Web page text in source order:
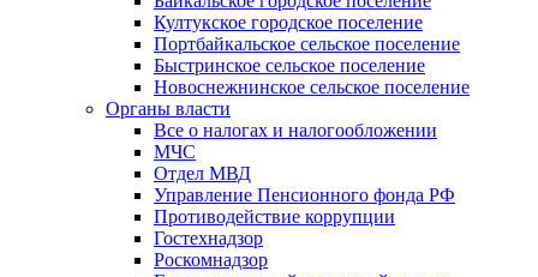
Култукское городское поселение
Портбайкальское сельское поселение
Быстринское сельское поселение
Новоснежнинское сельское поселение
Органы власти
Все о налогах и налогообложении
МЧС
Отдел МВД
Управление Пенсионного фонда РФ
Противодействие коррупции
Гостехнадзор
Роскомнадзор